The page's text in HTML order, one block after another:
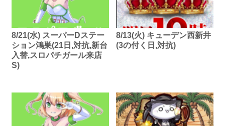
8/21(水) スーパーDステー
ション鴻巣(21日,対抗,新台
入替,スロパチガール来店
S)
8/13(火) キューデン西新井
(3の付く日,対抗)